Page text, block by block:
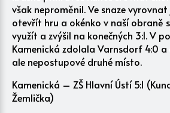
však neproměnil. Ve snaze
otevřít hru a okénko v naší obraně
využít a zvýšil na konečných 3:1. V
Kamenická zdolala Varnsdorf 4:0
ale nepostupové druhé místo.
Kamenická – ZŠ Hlavní Ústí 5:1
Žemlička)